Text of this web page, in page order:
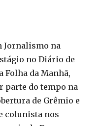
Jornalismo na
no Diário de
Folha da Manhã,
parte do tempo na
de Grêmio e
colunista nos